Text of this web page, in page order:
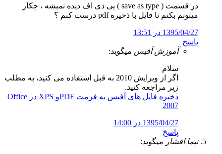
در قسمت ( save as type ) پی دی اف دیده نمیشه ، چکار
میتونم بکنم تا فایل با ذخیره pdf درست کنم ؟
1395/04/27 در 13:51
پاسخ
آموزش آفیس میگوید:
سلام
اگر از ویرایش 2010 به قبل استفاده می کنید، به مطلب
زیر مراجعه کنید.
ذخیره فایل های آفیس به فرمت PDFو XPS در Office
2007
1395/04/27 در 14:00
پاسخ
نیما افشار میگوید: